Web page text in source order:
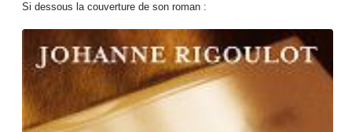
Si dessous la couverture de son roman :